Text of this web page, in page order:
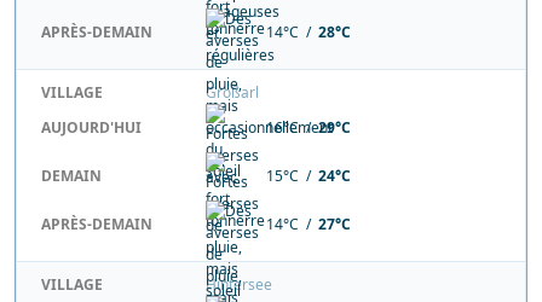
APRÈS-DEMAIN 14°C / 28°C
VILLAGE
Großarl
AUJOURD'HUI
16°C /29°C
DEMAIN 15°C / 24°C
APRÈS-DEMAIN 14°C / 27°C
VILLAGE
Hintersee